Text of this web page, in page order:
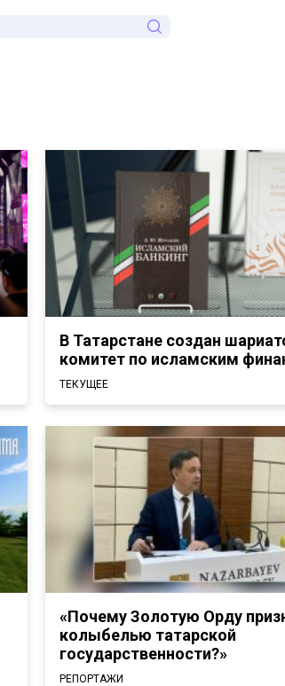
В Татарстане создан
комитет по исламским
ТЕКУЩЕЕ
«Почему Золотую Орду
колыбелью татарской
государственности?»
РЕПОРТАЖИ